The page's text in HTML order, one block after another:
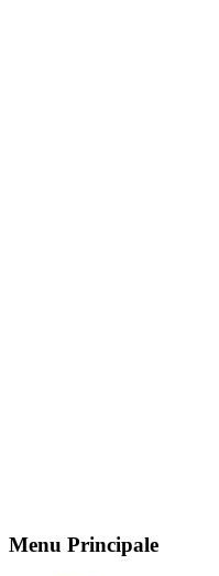
Menu Principale